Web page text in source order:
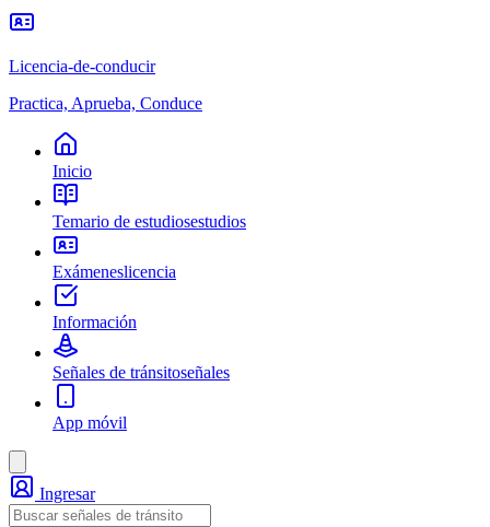
Licencia-de-conducir
Practica, Aprueba, Conduce
Inicio
Temario de estudiosestudios
Exámeneslicencia
Información
Señales de tránsitoseñales
App móvil
Ingresar